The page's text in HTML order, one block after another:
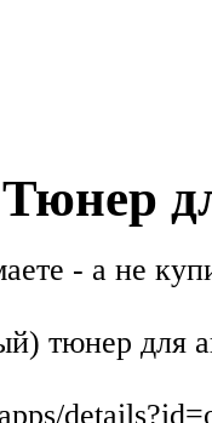
- а не
тюнер для